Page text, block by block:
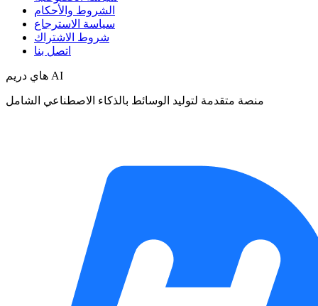
الشروط والأحكام
سياسة الاسترجاع
شروط الاشتراك
اتصل بنا
هاي دريم AI
منصة متقدمة لتوليد الوسائط بالذكاء الاصطناعي الشامل